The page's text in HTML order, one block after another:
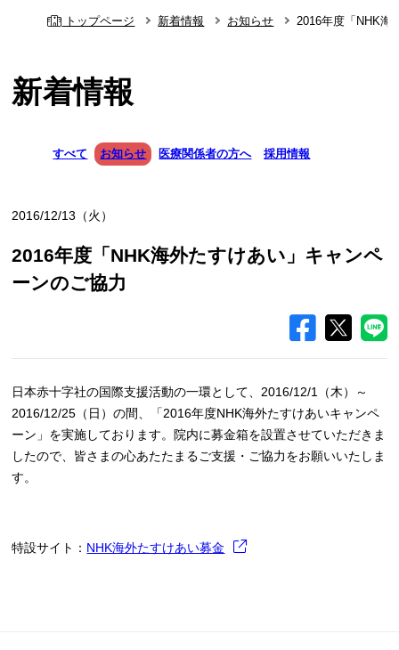
トップページ 新着情報 お知らせ 2016年度「NHK海
新着情報
すべて お知らせ 医療関係者の方へ 採用情報
2016/12/13（火）
2016年度「NHK海外たすけあい」キャンペ
ーンのご協力
日本赤十字社の国際支援活動の一環として、2016/12/1（木）～
2016/12/25（日）の間、「2016年度NHK海外たすけあいキャンペ
ーン」を実施しております。院内に募金箱を設置させていただきま
したので、皆さまの心あたたまるご支援・ご協力をお願いいたしま
す。
特設サイト： NHK海外たすけあい募金